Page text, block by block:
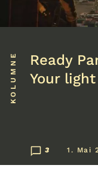
Listicle
Hören
WASTED WEEKLY
Portfolio Royal
Ready
Your
3 1. Mai
KOLUMNE